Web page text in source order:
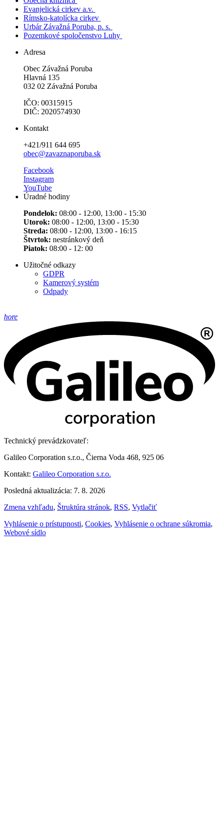
Evanjelická cirkev a.v.
Rímsko-katolícka cirkev
Urbár Závažná Poruba, p. s.
Pozemkové spoločenstvo Luhy
Adresa
Obec Závažná Poruba
Hlavná 135
032 02 Závažná Poruba
IČO: 00315915
DIČ: 2020574930
Kontakt
+421/911 644 695
obec@zavaznaporuba.sk
Facebook
Instagram
YouTube
Úradné hodiny
Pondelok: 08:00 - 12:00, 13:00 - 15:30
Utorok: 08:00 - 12:00, 13:00 - 15:30
Streda: 08:00 - 12:00, 13:00 - 16:15
Štvrtok: nestránkový deň
Piatok: 08:00 - 12: 00
Užitočné odkazy
GDPR
Kamerový systém
Odpady
hore
Technický prevádzkovateľ:
Galileo Corporation s.r.o., Čierna Voda 468, 925 06
Kontakt: Galileo Corporation s.r.o.
Posledná aktualizácia: 7. 8. 2026
Zmena vzhľadu, Štruktúra stránok, RSS, Vytlačiť
Vyhlásenie o prístupnosti, Cookies, Vyhlásenie o ochrane súkromia,
Webové sídlo